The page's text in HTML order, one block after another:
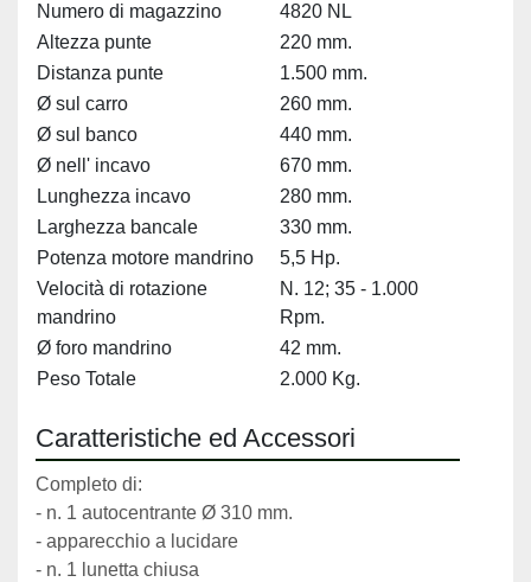
Numero di magazzino
4820 NL
Altezza punte
220 mm.
Distanza punte
1.500 mm.
Ø sul carro
260 mm.
Ø sul banco
440 mm.
Ø nell' incavo
670 mm.
Lunghezza incavo
280 mm.
Larghezza bancale
330 mm.
Potenza motore mandrino
5,5 Hp.
Velocità di rotazione
mandrino
N. 12; 35 - 1.000
Rpm.
Ø foro mandrino
42 mm.
Peso Totale
2.000 Kg.
Caratteristiche ed Accessori
Completo di:
- n. 1 autocentrante Ø 310 mm.
- apparecchio a lucidare
- n. 1 lunetta chiusa